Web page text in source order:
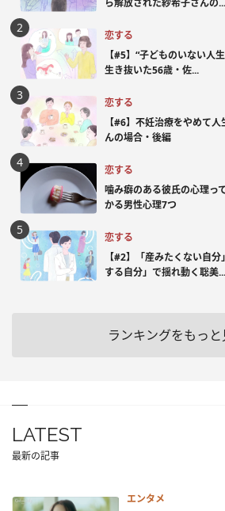
恋する
【#5】“子どものいない
生き抜いた56歳・佐...
恋する
【#6】不妊治療をやめて
んの場合・後編
恋する
噛み癖のある彼氏の心理っ
かる男性心理7つ
恋する
【#2】「産みたくない自
する自分」で揺れ動く聡美...
ランキングをもっと
LATEST
最新の記事
エンタメ